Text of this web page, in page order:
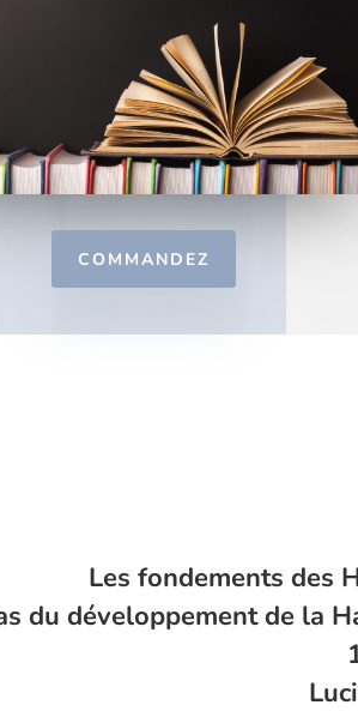
COMMANDEZ
Les fondements des
du développement de la